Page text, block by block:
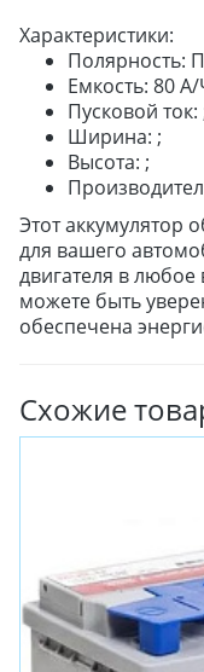
Характеристики:
Полярность:
Емкость: 80
Пусковой ток:
Ширина: ;
Высота: ;
Этот аккумулятор
для вашего
двигателя в
можете быть
обеспечена
Схожие